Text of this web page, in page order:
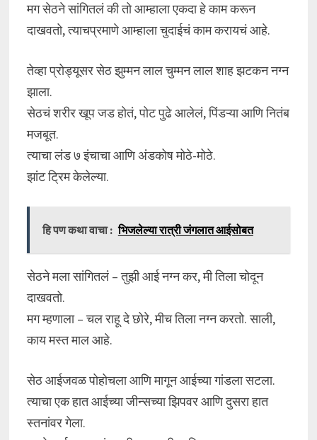
मग सेठने सांगितलं की तो आम्हाला एकदा हे काम करून
दाखवतो, त्याचप्रमाणे आम्हाला चुदाईचं काम करायचं आहे.
तेव्हा प्रोड्यूसर सेठ झुम्मन लाल चुम्मन लाल शाह झटकन नग्न
झाला.
सेठचं शरीर खूप जड होतं, पोट पुढे आलेलं, पिंडऱ्या आणि नितंब
मजबूत.
त्याचा लंड ७ इंचाचा आणि अंडकोष मोठे-मोठे.
झांट ट्रिम केलेल्या.
हि पण कथा वाचा : भिजलेल्या रात्री जंगलात आईसोबत
सेठने मला सांगितलं – तुझी आई नग्न कर, मी तिला चोदून
दाखवतो.
मग म्हणाला – चल राहू दे छोरे, मीच तिला नग्न करतो. साली,
काय मस्त माल आहे.
सेठ आईजवळ पोहोचला आणि मागून आईच्या गांडला सटला.
त्याचा एक हात आईच्या जीन्सच्या झिपवर आणि दुसरा हात
स्तनांवर गेला.